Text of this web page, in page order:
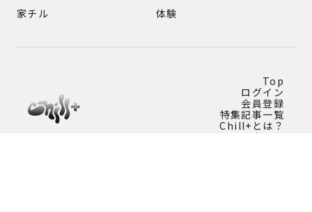
家チル
体験
Top
ログイン
会員登録
特集記事一覧
Chill+とは？
問い合わせ